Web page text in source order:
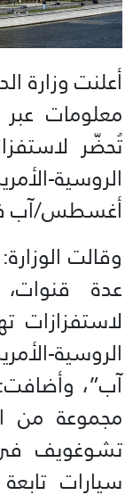
أعلنت وزارة
معلومات
تُحضّر
أغسطس/آب
وقالت
عدة
آب”،
مجموعة من
تشوغويف
سيارات